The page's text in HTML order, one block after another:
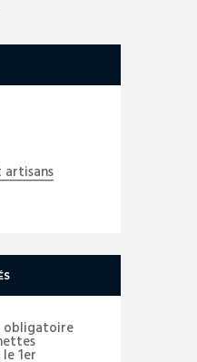
artisans
obligatoire
1er